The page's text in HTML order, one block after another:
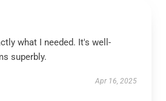
what I needed. It's well-
superbly.
Apr 16, 2025